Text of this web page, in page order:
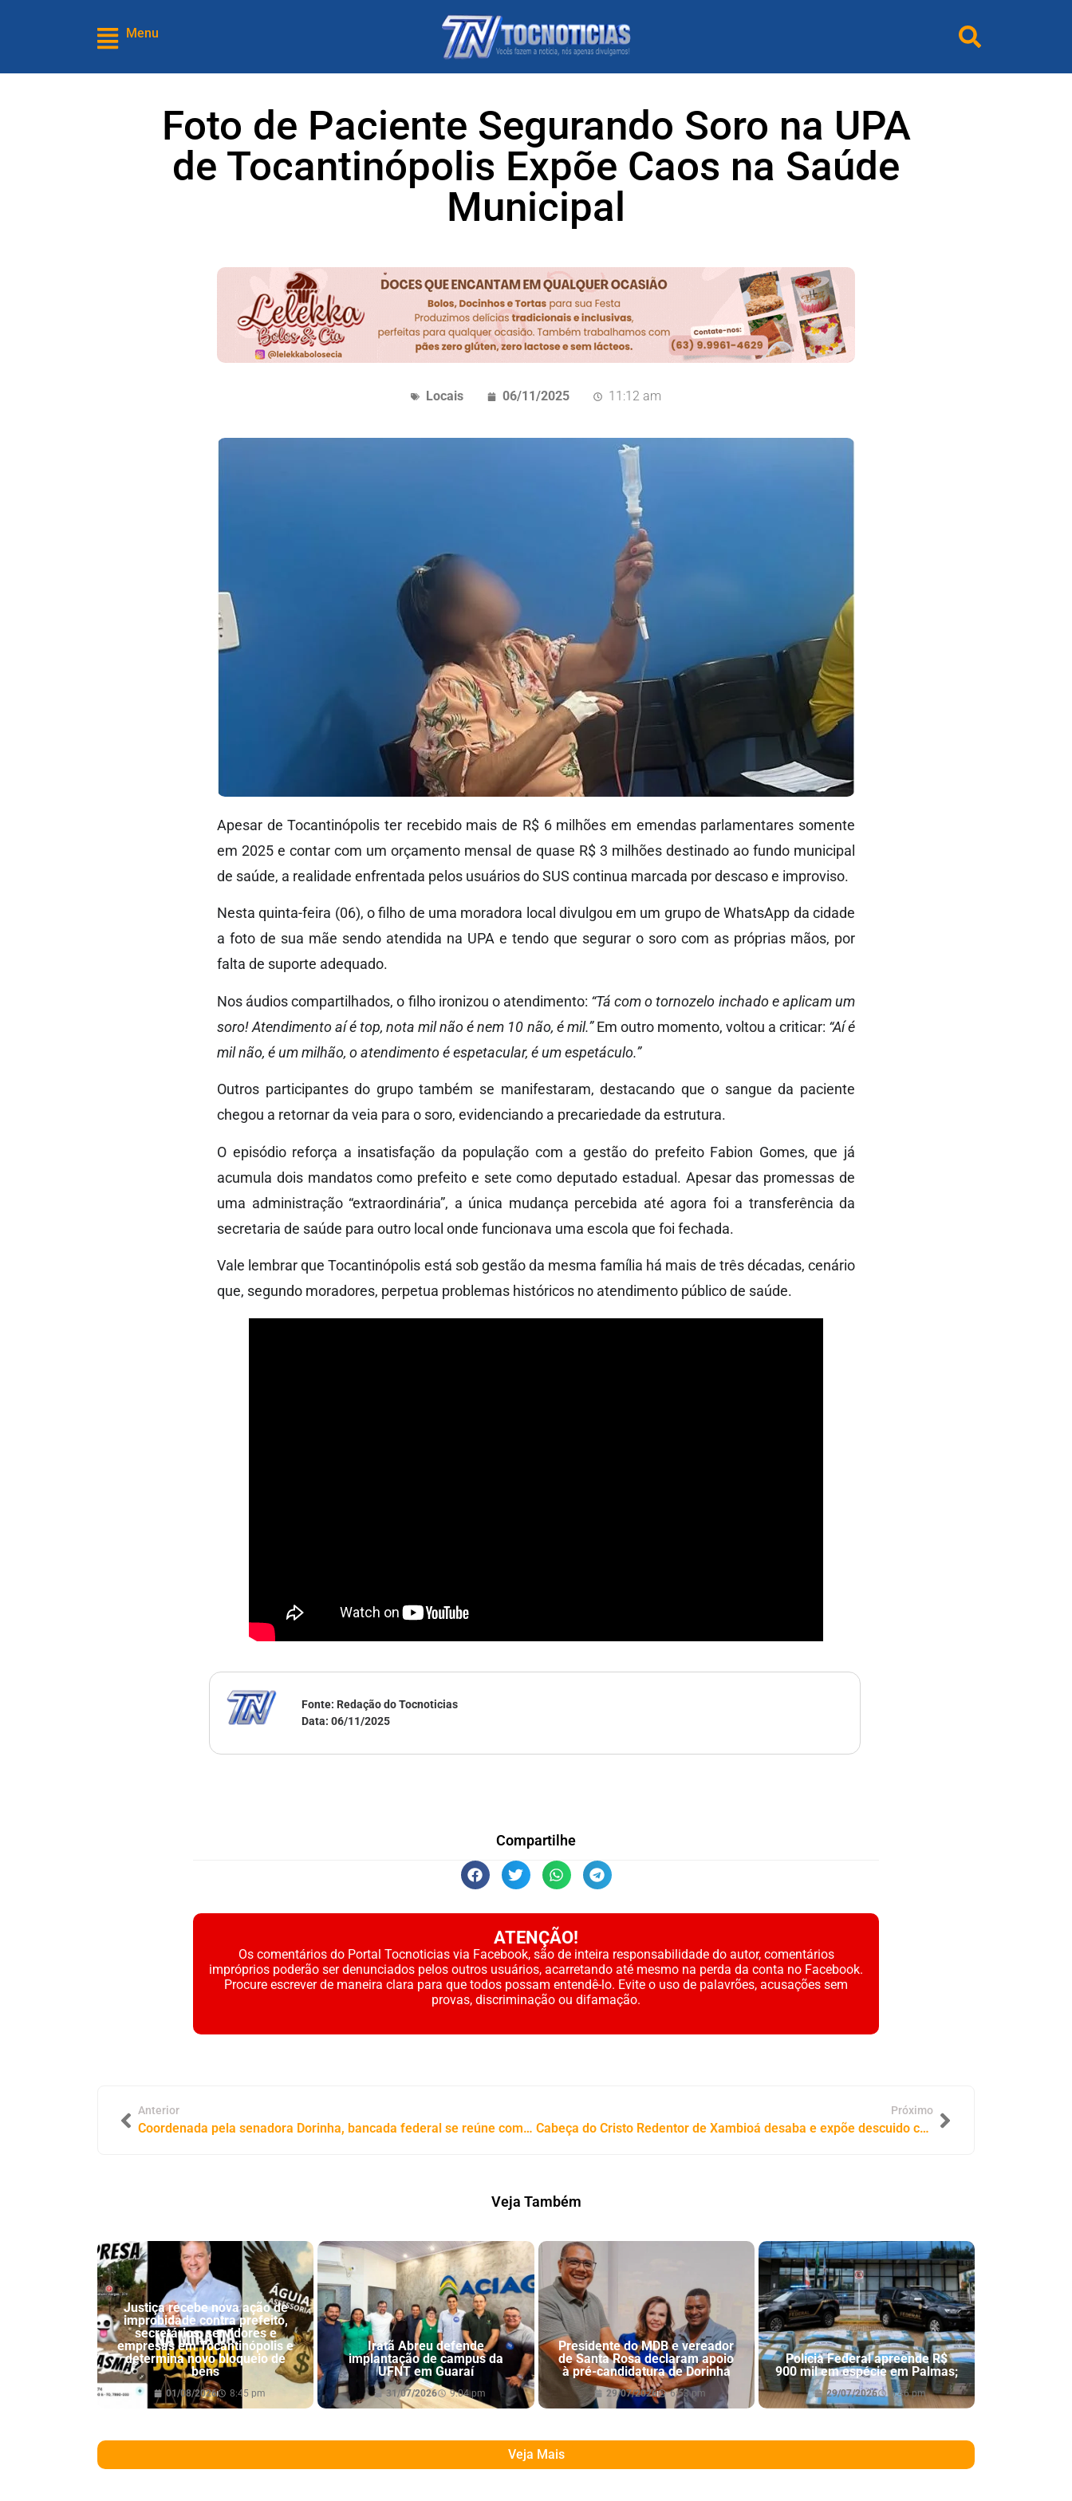
Menu
Foto de Paciente Segurando Soro na UPA
de Tocantinópolis Expõe Caos na Saúde
Municipal
Locais 06/11/2025 11:12 am
Apesar de Tocantinópolis ter recebido mais de R$ 6 milhões em emendas parlamentares somente
em 2025 e contar com um orçamento mensal de quase R$ 3 milhões destinado ao fundo municipal
de saúde, a realidade enfrentada pelos usuários do SUS continua marcada por descaso e improviso.
Nesta quinta-feira (06), o filho de uma moradora local divulgou em um grupo de WhatsApp da cidade
a foto de sua mãe sendo atendida na UPA e tendo que segurar o soro com as próprias mãos, por
falta de suporte adequado.
Nos áudios compartilhados, o filho ironizou o atendimento: “Tá com o tornozelo inchado e aplicam um
soro! Atendimento aí é top, nota mil não é nem 10 não, é mil.”Em outro momento, voltou a criticar: “Aí é
mil não, é um milhão, o atendimento é espetacular, é um espetáculo.”
Outros participantes do grupo também se manifestaram, destacando que o sangue da paciente
chegou a retornar da veia para o soro, evidenciando a precariedade da estrutura.
O episódio reforça a insatisfação da população com a gestão do prefeito Fabion Gomes, que já
acumula dois mandatos como prefeito e sete como deputado estadual. Apesar das promessas de
uma administração “extraordinária”, a única mudança percebida até agora foi a transferência da
secretaria de saúde para outro local onde funcionava uma escola que foi fechada.
Vale lembrar que Tocantinópolis está sob gestão da mesma família há mais de três décadas, cenário
que, segundo moradores, perpetua problemas históricos no atendimento público de saúde.
Fonte: Redação do Tocnoticias
Data: 06/11/2025
Compartilhe
ATENÇÃO!
Os comentários do Portal Tocnoticias via Facebook, são de inteira responsabilidade do autor, comentários
impróprios poderão ser denunciados pelos outros usuários, acarretando até mesmo na perda da conta no Facebook.
Procure escrever de maneira clara para que todos possam entendê-lo. Evite o uso de palavrões, acusações sem
provas, discriminação ou difamação.
Anterior
Coordenada pela senadora Dorinha, bancada federal se reúne com governador, prefeitos e instituições para tratar das principais demandas do estado
Próximo
Cabeça do Cristo Redentor de Xambioá desaba e expõe descuido com patrimônio público
Veja Também
Justiça recebe nova ação de
improbidade contra prefeito,
secretários, servidores e
empresas em Tocantinópolis e
determina novo bloqueio de
bens
01/08/2026 8:45 pm
Iratã Abreu defende
implantação de campus da
UFNT em Guaraí
31/07/2026 9:04 pm
Presidente do MDB e vereador
de Santa Rosa declaram apoio
à pré-candidatura de Dorinha
29/07/2026 6:53 pm
Polícia Federal apreende R$
900 mil em espécie em Palmas;
29/07/2026 6:46 pm
Veja Mais